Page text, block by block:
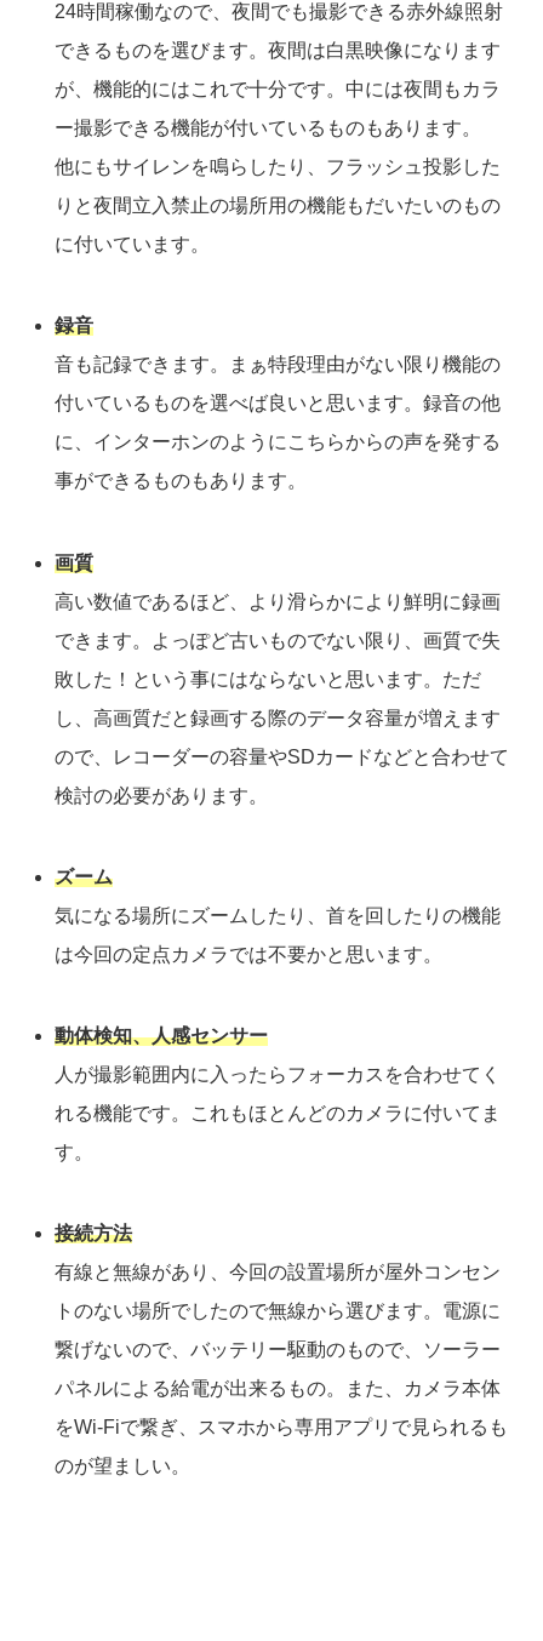
24時間稼働なので、夜間でも撮影できる赤外線照射
できるものを選びます。夜間は白黒映像になります
が、機能的にはこれで十分です。中には夜間もカラ
ー撮影できる機能が付いているものもあります。
他にもサイレンを鳴らしたり、フラッシュ投影した
りと夜間立入禁止の場所用の機能もだいたいのもの
に付いています。
録音
音も記録できます。まぁ特段理由がない限り機能の
付いているものを選べば良いと思います。録音の他
に、インターホンのようにこちらからの声を発する
事ができるものもあります。
画質
高い数値であるほど、より滑らかにより鮮明に録画
できます。よっぽど古いものでない限り、画質で失
敗した！という事にはならないと思います。 ただ
し、高画質だと録画する際のデータ容量が増えます
ので、レコーダーの容量やSDカードなどと合わせて
検討の必要があります。
ズーム
気になる場所にズームしたり、首を回したりの機能
は今回の定点カメラでは不要かと思います。
動体検知、人感センサー
人が撮影範囲内に入ったらフォーカスを合わせてく
れる機能です。これもほとんどのカメラに付いてま
す。
接続方法
有線と無線があり、今回の設置場所が屋外コンセン
トのない場所でしたので無線から選びます。電源に
繋げないので、バッテリー駆動のもので、ソーラー
パネルによる給電が出来るもの。また、カメラ本体
をWi-Fiで繋ぎ、スマホから専用アプリで見られるも
のが望ましい。